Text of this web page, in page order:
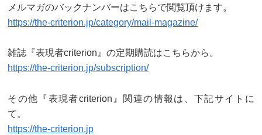
メルマガのバックナンバーはこちらで閲覧頂けます。
https://the-criterion.jp/category/mail-magazine/
雑誌『表現者criterion』の定期購読はこちらから。
https://the-criterion.jp/subscription/
その他『表現者criterion』関連の情報は、下記サイトに
て。
https://the-criterion.jp